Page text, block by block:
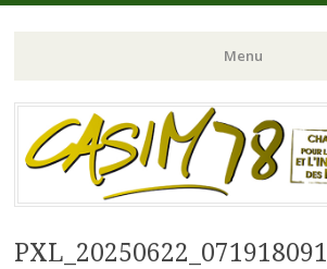
Menu
Aller
au
contenu
PXL_20250622_071918091